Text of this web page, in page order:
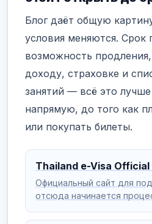
Блог даёт общую
условия меняются. Срок
возможность
доходу, страховке и
занятий — всё это лучше
напрямую, до того как
или покупать билеты.
Thailand e-Visa
Официальный сайт для
отсюда начинается